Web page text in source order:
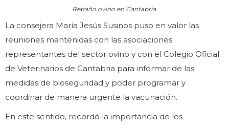
Rebaño ovino en Cantabria.
La consejera María Jesús Susinos puso en valor las
reuniones mantenidas con las asociaciones
representantes del sector ovino y con el Colegio Oficial
de Veterinarios de Cantabria para informar de las
medidas de bioseguridad y poder programar y
coordinar de manera urgente la vacunación.
En este sentido, recordó la importancia de los